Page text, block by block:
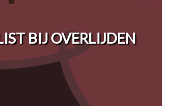
BIJ OVERLIJDEN